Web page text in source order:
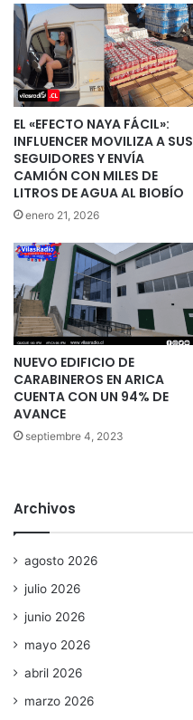
EL «EFECTO NAYA FÁCIL»:
INFLUENCER MOVILIZA A SUS
SEGUIDORES Y ENVÍA
CAMIÓN CON MILES DE
LITROS DE AGUA AL BIOBÍO
enero 21, 2026
NUEVO EDIFICIO DE
CARABINEROS EN ARICA
CUENTA CON UN 94% DE
AVANCE
septiembre 4, 2023
Archivos
agosto 2026
julio 2026
junio 2026
mayo 2026
abril 2026
marzo 2026